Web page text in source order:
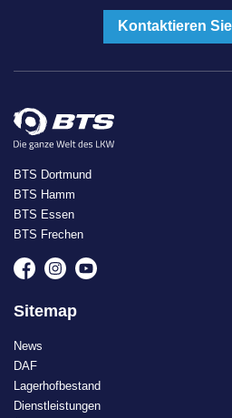
Kontaktieren
BTS Dortmund
BTS Hamm
BTS Essen
BTS Frechen
Sitemap
News
DAF
Lagerhofbestand
Dienstleistungen